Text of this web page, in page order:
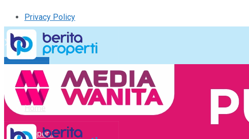
Privacy Policy
Kirim Tulisan
Tulisan Saya
Logout
Home
Properti